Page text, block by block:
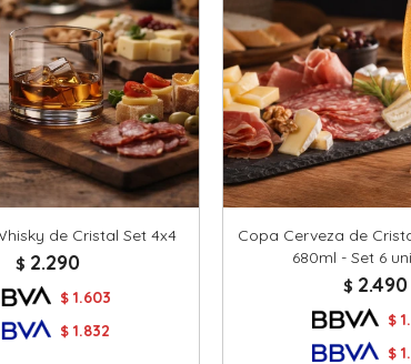
de Cristal Set 4x4
$ 2.290
$ 1.603
$ 1.832
Copa Cerveza de
680ml - Set 6
$ 2.490
$
$